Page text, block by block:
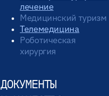
лечение
Медицинский туризм
Телемедицина
Роботическая
хирургия
ДОКУМЕНТЫ